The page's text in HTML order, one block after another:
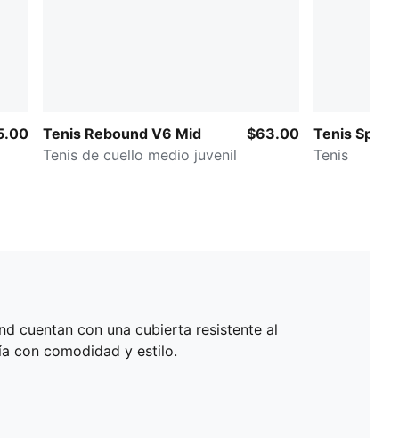
Tenis Rebound V6 Mid
Tenis de cuello medio juvenil
$63.00
Tenis
Tenis
cuentan con una cubierta resistente al
con comodidad y estilo.